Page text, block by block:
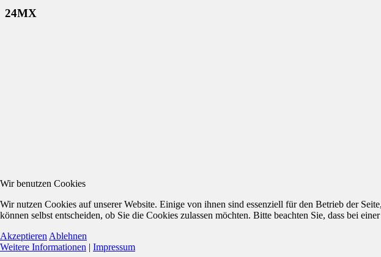
24MX
Wir benutzen Cookies
Wir nutzen Cookies auf unserer Website. Einige von ihnen sind essenziell für den Betrieb der
können selbst entscheiden, ob Sie die Cookies zulassen möchten. Bitte beachten Sie, dass bei
Akzeptieren Ablehnen
Weitere Informationen | Impressum